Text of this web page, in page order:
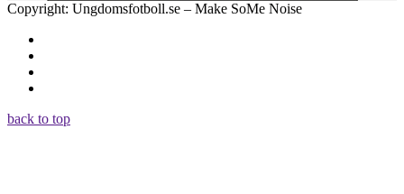
Copyright: Ungdomsfotboll.se – Make SoMe Noise
back to top